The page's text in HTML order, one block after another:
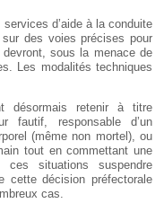
d’aide à la conduite
sur des voies précises pour
sous la menace de
Les modalités techniques
désormais retenir à titre
fautif, responsable d’un
(même non mortel), ou
tout en commettant une
situations suspendre
cette décision préfectorale
cas.